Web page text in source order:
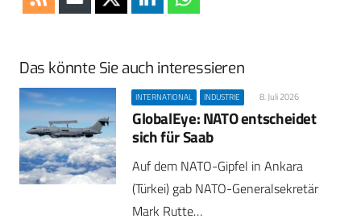
Das könnte Sie auch interessieren
INTERNATIONAL INDUSTRIE 8. Juli 2026
GlobalEye: NATO entscheidet
sich für Saab
Auf dem NATO-Gipfel in Ankara
(Türkei) gab NATO-Generalsekretär
Mark Rutte…